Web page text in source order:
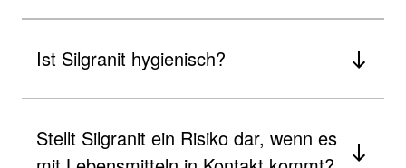
Ist Silgranit hygienisch?
Stellt Silgranit ein Risiko dar, wenn es